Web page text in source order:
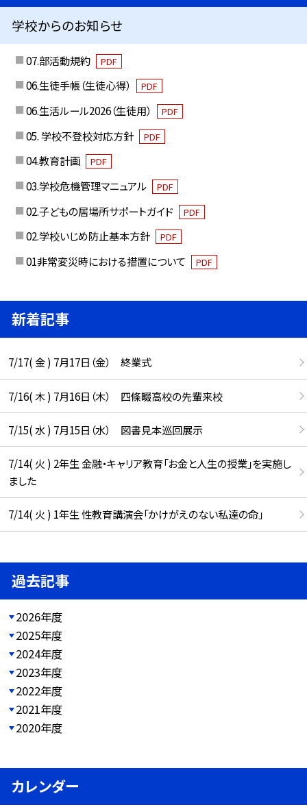
学校からのお知らせ
07.部活動規約 PDF
06.生徒手帳（生徒心得） PDF
06.生活ルール2026（生徒用） PDF
05. 学校不登校対応方針 PDF
04.教育計画 PDF
03.学校危機管理マニュアル PDF
02.子どもの居場所サポートガイド PDF
02.学校いじめ防止基本方針 PDF
01非常変災時における措置について PDF
新着記事
7/17( 金 ) 7月17日（金） 終業式
7/16( 木 ) 7月16日（木） 四條畷高校の先輩来校
7/15( 水 ) 7月15日（水） 図書見本巡回展示
7/14( 火 ) 2年生 金融・キャリア教育「お金と人生の授業」を実施し
ました
7/14( 火 ) 1年生 性教育講演会「かけがえのない私達の命」
過去記事
2026年度
2025年度
2024年度
2023年度
2022年度
2021年度
2020年度
カレンダー